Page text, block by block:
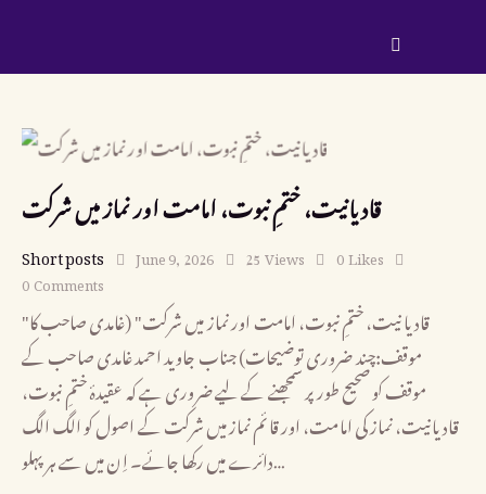
قادیانیت، ختمِ نبوت، امامت اور نماز میں شرکت
Short posts June 9, 2026 25Views 0Likes
0Comments
"قادیانیت، ختمِ نبوت، امامت اور نماز میں شرکت" (غامدی صاحب کا
موقف:چند ضروری توضیحات) جناب جاوید احمد غامدی صاحب کے
موقف کو صحیح طور پر سمجھنے کے لیے ضروری ہے کہ عقیدۂ ختمِ نبوت،
قادیانیت، نماز کی امامت، اور قائم نماز میں شرکت کے اصول کو الگ الگ
دائرے میں رکھا جائے۔ اِن میں سے ہر پہلو…